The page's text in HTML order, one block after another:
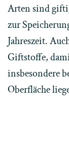
Arten sind
zur
Jahreszeit.
Giftstoffe,
insbesondere
Oberfläche